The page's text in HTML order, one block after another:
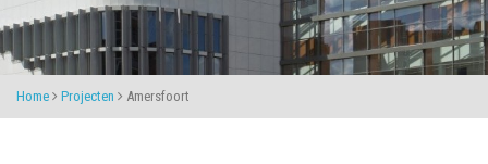
Home Projecten Amersfoort